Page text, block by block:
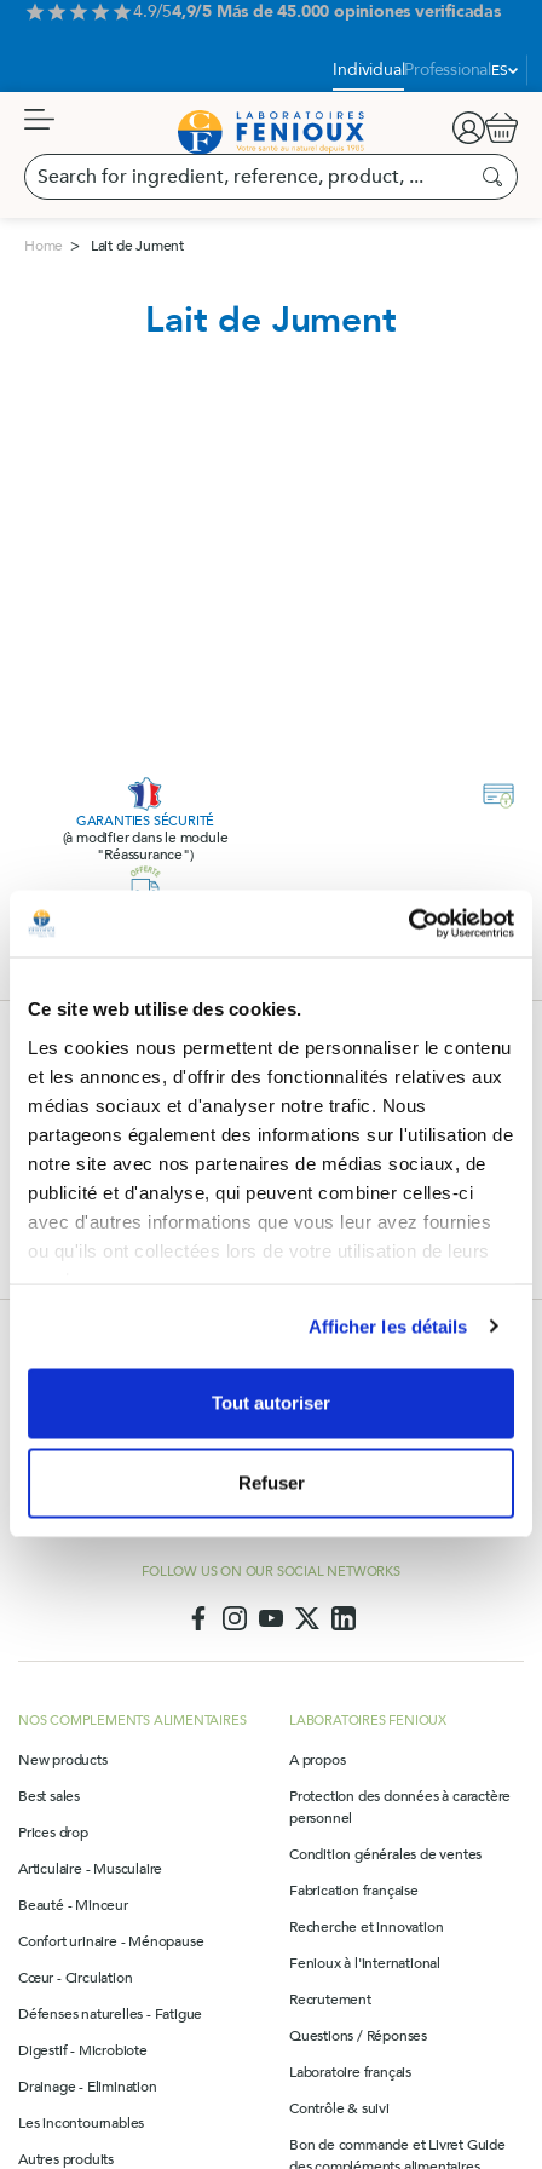
Ce site web utilise des cookies.
Les cookies nous permettent de personnaliser le contenu
et les annonces, d'offrir des fonctionnalités relatives aux
médias sociaux et d'analyser notre trafic. Nous
partageons également des informations sur l'utilisation de
notre site avec nos partenaires de médias sociaux, de
publicité et d'analyse, qui peuvent combiner celles-ci
avec d'autres informations que vous leur avez fournies
ou qu'ils ont collectées lors de votre utilisation de leurs
Afficher les détails
Tout autoriser
Refuser
star star star star star4.9/54,9/5 Más de 45.000 opiniones verificadas
IndividualProfessional
Idioma:
ES
Search
for
reference,
Buscar
Home Lait de Jument
Lait de Jument
GARANTIES SÉCURITÉ
(à modifier dans le module
"Réassurance")
Monday - Friday
8am - 12pm and 2pm - 6pm
FOLLOW US ON OUR SOCIAL NETWORKS
NOS COMPLEMENTS ALIMENTAIRES
New products
Best sales
Prices drop
Articulaire - Musculaire
Beauté - Minceur
Confort urinaire - Ménopause
Cœur - Circulation
Défenses naturelles - Fatigue
Digestif - Microbiote
Drainage - Elimination
Les incontournables
Autres produits
LABORATOIRES FENIOUX
A propos
Protection des données à caractère
personnel
Condition générales de ventes
Fabrication française
Recherche et innovation
Fenioux à l'international
Recrutement
Questions / Réponses
Laboratoire français
Contrôle & suivi
Bon de commande et Livret Guide
Subscribe to our newsletter
Subscribe to our newsletter, receive all our promotions and follow
the latest news from Laboratoires Fenioux.
Su
dirección
de
correo
electrónico
Sign Up
Enim quis fugiat consequat elit minim nisi eu occaecat occaecat deserunt aliquip
nisi ex deserunt.